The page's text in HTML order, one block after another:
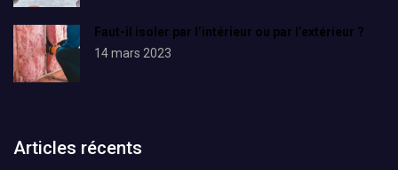
Faut-il isoler par l’intérieur ou par l’extérieur ?
14 mars 2023
Articles récents